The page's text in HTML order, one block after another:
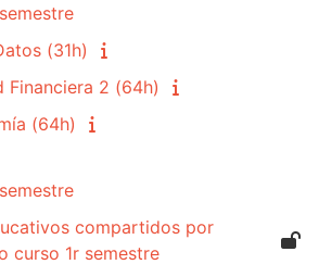
(31h)
Financiera 2 (64h)
(64h)
compartidos por
curso 1r semestre